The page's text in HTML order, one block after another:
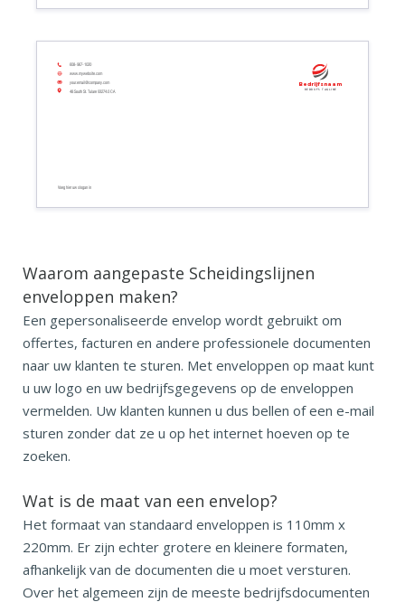
Voeg hier uw slogan in
your.email@company.com
48 South St. Tulare 93274.0 CA
608-967-1020
www.mywebsite.com
Bedrijfsnaam
Bedrijfs tagline
Waarom aangepaste Scheidingslijnen
enveloppen maken?
Een gepersonaliseerde envelop wordt gebruikt om
offertes, facturen en andere professionele documenten
naar uw klanten te sturen. Met enveloppen op maat kunt
u uw logo en uw bedrijfsgegevens op de enveloppen
vermelden. Uw klanten kunnen u dus bellen of een e-mail
sturen zonder dat ze u op het internet hoeven op te
zoeken.
Wat is de maat van een envelop?
Het formaat van standaard enveloppen is 110mm x
220mm. Er zijn echter grotere en kleinere formaten,
afhankelijk van de documenten die u moet versturen.
Over het algemeen zijn de meeste bedrijfsdocumenten